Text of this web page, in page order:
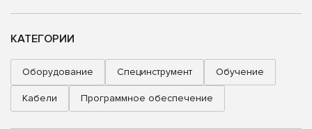
КАТЕГОРИИ
Оборудование Специнструмент Обучение
Кабели Программное обеспечение